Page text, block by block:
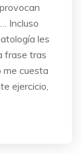
Incluso
les
frase tras
me cuesta
ejercicio,